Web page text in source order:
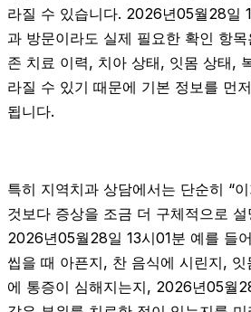
라질 수 있습니다. 2026년05월28일
과 방문이라도 실제 필요한 확인 항
존 치료 이력, 치아 상태, 잇몸 상태,
라질 수 있기 때문에 기본 정보를 먼
됩니다.
특히 지역치과 상담에서는 단순히 “
것보다 증상을 조금 더 구체적으로
2026년05월28일 13시01분 예를 들
씹을 때 아픈지, 찬 음식에 시린지,
에 통증이 심해지는지, 2026년05월